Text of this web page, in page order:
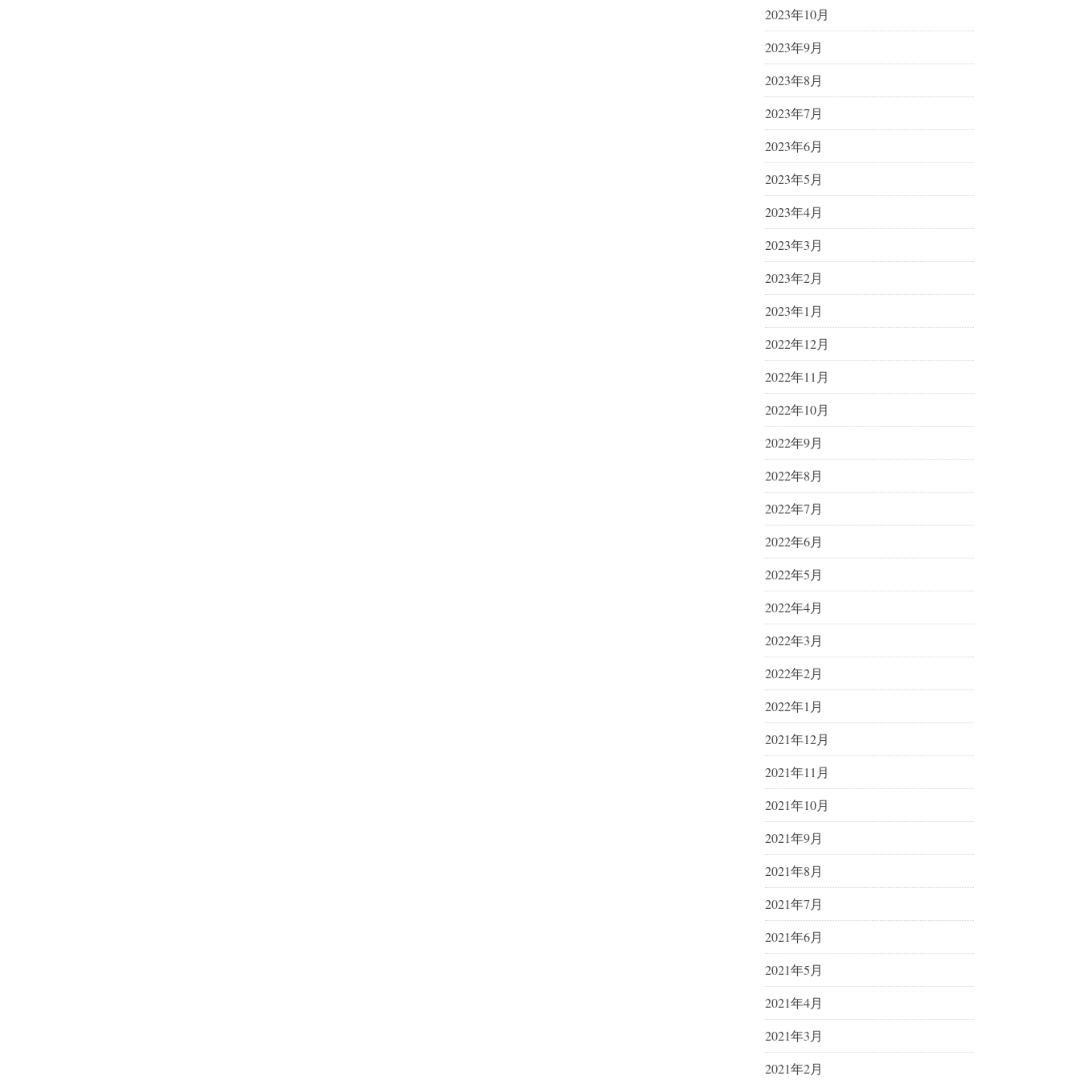
2023年10月
2023年9月
2023年8月
2023年7月
2023年6月
2023年5月
2023年4月
2023年3月
2023年2月
2023年1月
2022年12月
2022年11月
2022年10月
2022年9月
2022年8月
2022年7月
2022年6月
2022年5月
2022年4月
2022年3月
2022年2月
2022年1月
2021年12月
2021年11月
2021年10月
2021年9月
2021年8月
2021年7月
2021年6月
2021年5月
2021年4月
2021年3月
2021年2月